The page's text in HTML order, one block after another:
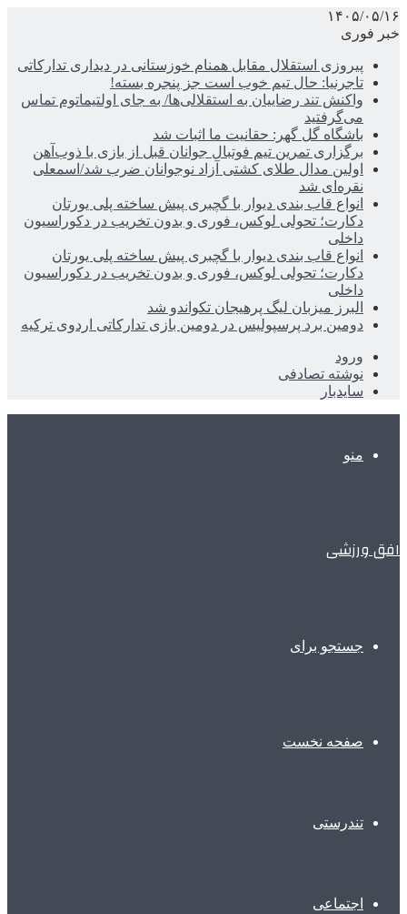
۱۴۰۵/۰۵/۱۶
خبر فوری
پیروزی استقلال مقابل همنام خوزستانی در دیداری تدارکاتی
تاجرنیا: حال تیم خوب است جز پنجره بسته!
واکنش تند رضاییان به استقلالی‌ها/ به جای اولتیماتوم تماس
می‌گرفتید
باشگاه گل گهر: حقانیت ما اثبات شد
برگزاری تمرین تیم فوتبال جوانان قبل از بازی با ذوب‌آهن
اولین مدال طلای کشتی آزاد نوجوانان ضرب شد/اسمعلی
نقره‌ای شد
انواع قاب بندی دیوار با گچبری پیش ساخته پلی یورتان
دکارت؛ تحولی لوکس، فوری و بدون تخریب در دکوراسیون
داخلی
انواع قاب بندی دیوار با گچبری پیش ساخته پلی یورتان
دکارت؛ تحولی لوکس، فوری و بدون تخریب در دکوراسیون
داخلی
البرز میزبان لیگ پرهیجان تکواندو شد
دومین برد پرسپولیس در دومین بازی تدارکاتی اردوی ترکیه
ورود
نوشته تصادفی
سایدبار
منو
افق ورزشی
جستجو برای
صفحه نخست
تندرستی
اجتماعی